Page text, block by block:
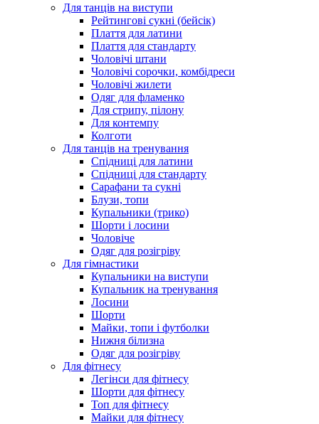
Для танців на виступи
Рейтингові сукні (бейсік)
Плаття для латини
Плаття для стандарту
Чоловічі штани
Чоловічі сорочки, комбідреси
Чоловічі жилети
Одяг для фламенко
Для стрипу, пілону
Для контемпу
Колготи
Для танців на тренування
Спідниці для латини
Спідниці для стандарту
Сарафани та сукні
Блузи, топи
Купальники (трико)
Шорти і лосини
Чоловіче
Одяг для розігріву
Для гімнастики
Купальники на виступи
Купальник на тренування
Лосини
Шорти
Майки, топи і футболки
Нижня білизна
Одяг для розігріву
Для фітнесу
Легінси для фітнесу
Шорти для фітнесу
Топ для фітнесу
Майки для фітнесу